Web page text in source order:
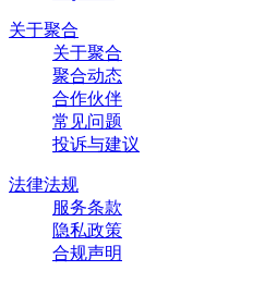
关于聚合
关于聚合
聚合动态
合作伙伴
常见问题
投诉与建议
法律法规
服务条款
隐私政策
合规声明